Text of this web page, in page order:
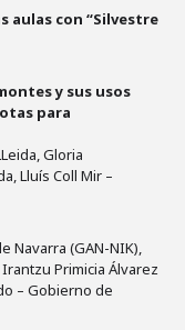
aulas con “Silvestre
y sus usos
para
Gloria
Lluís Coll Mir –
Navarra (GAN-NIK),
Primicia Álvarez
– Gobierno de